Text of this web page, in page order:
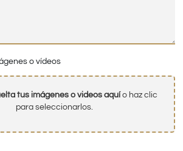
o vídeos
tus imágenes o videos aquío haz clic
para seleccionarlos.